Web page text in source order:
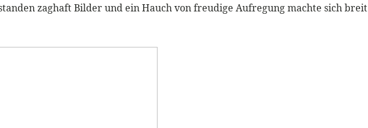
zaghaft Bilder und ein Hauch von freudige Aufregung machte sich breit